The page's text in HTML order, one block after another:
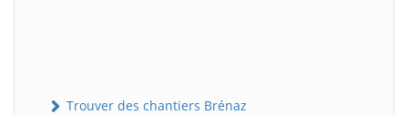
Trouver des chantiers Brénaz